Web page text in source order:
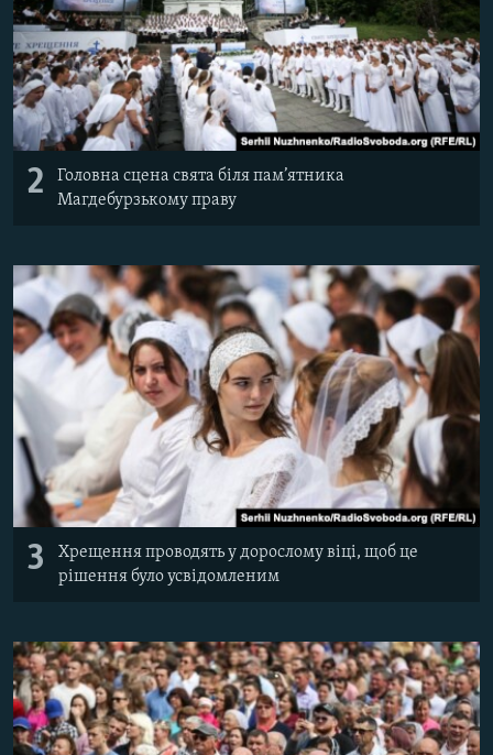
2
Головна сцена свята біля пам’ятника
Магдебурзькому праву
3
Хрещення проводять у дорослому віці, щоб це
рішення було усвідомленим